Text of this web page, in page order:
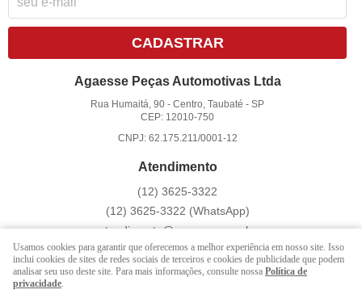
CADASTRAR
Agaesse Peças Automotivas Ltda
Rua Humaitá, 90 -Centro, Taubaté -SP
CEP: 12010-750
CNPJ: 62.175.211/0001-12
Atendimento
(12) 3625-3322
(12) 3625-3322 (WhatsApp)
atendimento@agaesse.com.br
LOJA VIRTUAL CRIADA POR
Usamos cookies para garantir que oferecemos a melhor experiência em nosso site. Isso
inclui cookies de sites de redes sociais de terceiros e cookies de publicidade que podem
analisar seu uso deste site. Para mais informações, consulte nossa Política de
privacidade.